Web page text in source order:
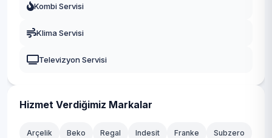
Kombi Servisi
Klima Servisi
Televizyon Servisi
Hizmet Verdiğimiz Markalar
Arçelik Beko Regal Indesit Franke Subzero